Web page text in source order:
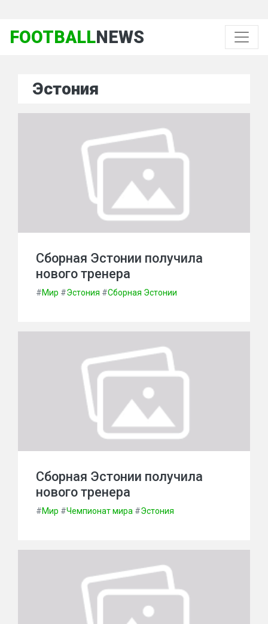
FOOTBALLNEWS
Эстония
Сборная Эстонии получила
нового тренера
#Мир #Эстония #Сборная Эстонии
Сборная Эстонии получила
нового тренера
#Мир #Чемпионат мира #Эстония